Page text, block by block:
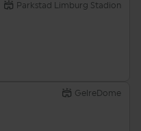
Parkstad Limburg Stadion
GelreDome